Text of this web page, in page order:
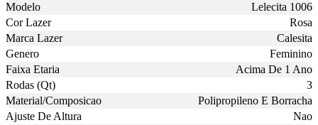
Modelo
Lelecita 1006
Cor Lazer
Rosa
Marca Lazer
Calesita
Genero
Feminino
Faixa Etaria
Acima De 1 Ano
Rodas (Qt)
3
Material/Composicao
Polipropileno E Borracha
Ajuste De Altura
Nao